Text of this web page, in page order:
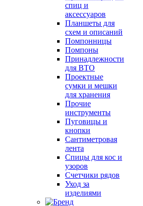
спиц и
аксессуаров
Планшеты для
схем и описаний
Помпонницы
Помпоны
Принадлежности
для ВТО
Проектные
сумки и мешки
для хранения
Прочие
инструменты
Пуговицы и
кнопки
Сантиметровая
лента
Спицы для кос и
узоров
Счетчики рядов
Уход за
изделиями